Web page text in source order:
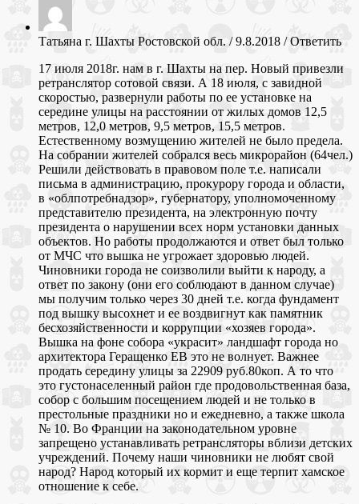
Татьяна г. Шахты Ростовской обл. /9.8.2018 /Ответить
17 июля 2018г. нам в г. Шахты на пер. Новый привезли
ретранслятор сотовой связи. А 18 июля, с завидной
скоростью, развернули работы по ее установке на
середине улицы на расстоянии от жилых домов 12,5
метров, 12,0 метров, 9,5 метров, 15,5 метров.
Естественному возмущению жителей не было предела.
На собрании жителей собрался весь микрорайон (64чел.)
Решили действовать в правовом поле т.е. написали
письма в администрацию, прокурору города и области,
в «облпотребнадзор», губернатору, уполномоченному
представителю президента, на электронную почту
президента о нарушении всех норм установки данных
объектов. Но работы продолжаются и ответ был только
от МЧС что вышка не угрожает здоровью людей.
Чиновники города не соизволили выйти к народу, а
ответ по закону (они его соблюдают в данном случае)
мы получим только через 30 дней т.е. когда фундамент
под вышку высохнет и ее воздвигнут как памятник
бесхозяйственности и коррупции «хозяев города».
Вышка на фоне собора «украсит» ландшафт города но
архитектора Геращенко ЕВ это не волнует. Важнее
продать середину улицы за 22909 руб.80коп. А то что
это густонаселенный район где продовольственная база,
собор с большим посещением людей и не только в
престольные праздники но и ежедневно, а также школа
№ 10. Во Франции на законодательном уровне
запрещено устанавливать ретрансляторы вблизи детских
учреждений. Почему наши чиновники не любят свой
народ? Народ который их кормит и еще терпит хамское
отношение к себе.